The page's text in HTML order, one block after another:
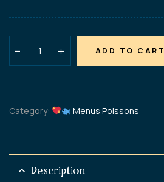
ADD TO CART
Category: Menus Poissons
Description